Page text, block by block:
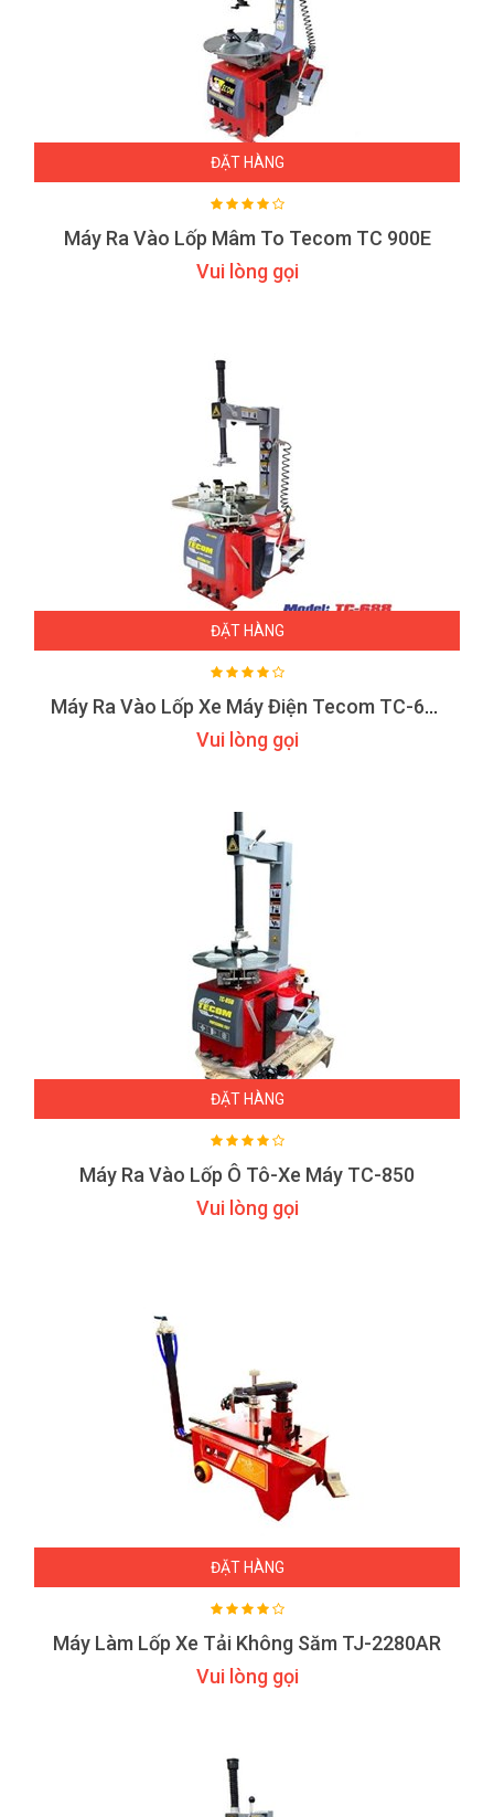
ĐẶT HÀNG
Máy Ra Vào Lốp Mâm To Tecom TC 900E
Vui lòng gọi
ĐẶT HÀNG
Máy Ra Vào Lốp Xe Máy Điện Tecom TC-688
Vui lòng gọi
ĐẶT HÀNG
Máy Ra Vào Lốp Ô Tô-Xe Máy TC-850
Vui lòng gọi
ĐẶT HÀNG
Máy Làm Lốp Xe Tải Không Săm TJ-2280AR
Vui lòng gọi